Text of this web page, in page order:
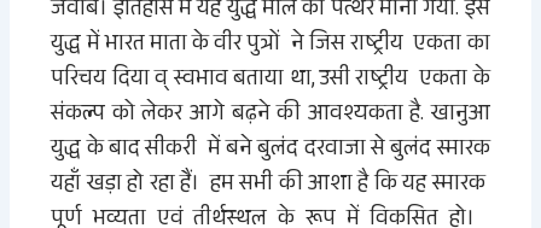
जवाब। इतिहास में यह युद्ध मील का पत्थरमानागया. इस
युद्ध में भारत माता के वीर पुत्रों ने जिस राष्ट्रीय एकता का
परिचय दिया व्स्वभाव बताया था, उसी राष्ट्रीय एकता के
संकल्प को लेकर आगे बढ़ने की आवश्यकता है.खानुआ
युद्ध के बाद सीकरी में बने बुलंद दरवाजा से बुलंद स्मारक
यहाँ खड़ा हो रहा हैं। हम सभी की आशा हैकि यहस्मारक
पूर्ण भव्यता एवं तीर्थस्थल के रूप में विकसित हो।